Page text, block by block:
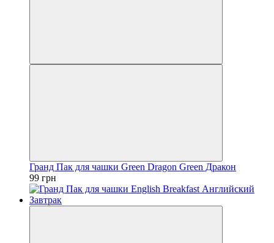
Гранд Пак для чашки Green Dragon Green Дракон
99 грн